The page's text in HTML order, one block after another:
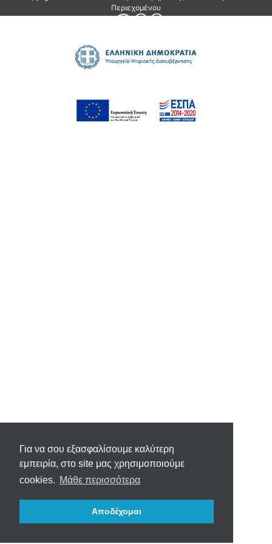
Για να σου εξασφαλίσουμε καλύτερη
εμπειρία, στο site μας χρησιμοποιούμε
cookies. Μάθε περισσότερα
Αποδέχομαι